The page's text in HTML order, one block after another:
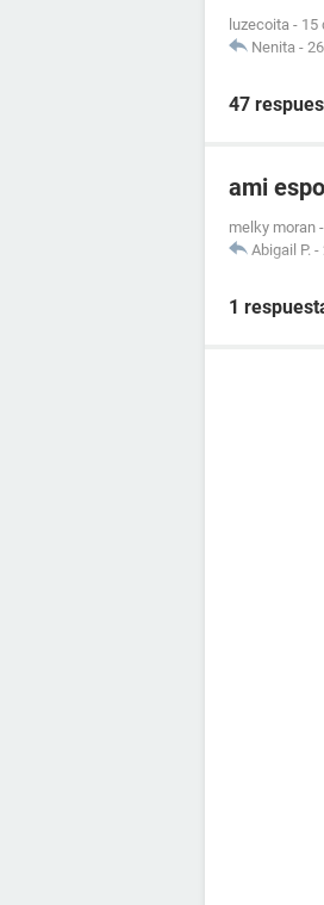
luzecoita - 15
Nenita -
47
ami
melky moran -
Abigail P. -
1